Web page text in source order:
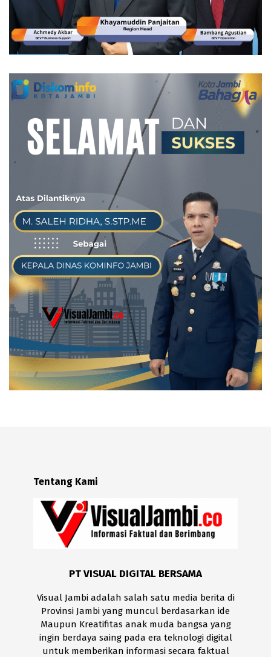
Tentang Kami
PT VISUAL DIGITAL BERSAMA
Visual Jambi adalah salah satu media berita di
Provinsi Jambi yang muncul berdasarkan ide
Maupun Kreatifitas anak muda bangsa yang
ingin berdaya saing pada era teknologi digital
untuk memberikan informasi secara faktual